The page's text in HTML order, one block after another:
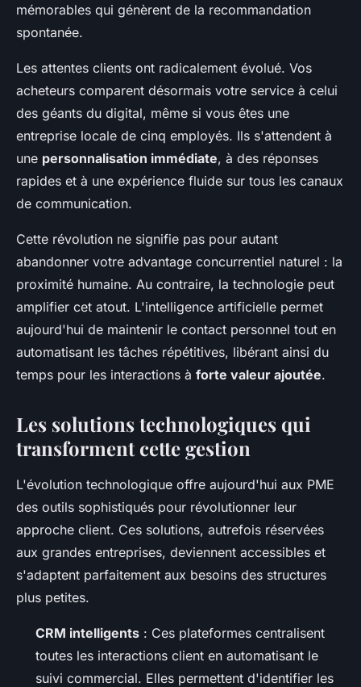
mémorables qui génèrent de la recommandation
spontanée.
Les attentes clients ont radicalement évolué. Vos
acheteurs comparent désormais votre service à celui
des géants du digital, même si vous êtes une
entreprise locale de cinq employés. Ils s'attendent à
une personnalisation immédiate, à des réponses
rapides et à une expérience fluide sur tous les canaux
de communication.
Cette révolution ne signifie pas pour autant
abandonner votre advantage concurrentiel naturel : la
proximité humaine. Au contraire, la technologie peut
amplifier cet atout. L'intelligence artificielle permet
aujourd'hui de maintenir le contact personnel tout en
automatisant les tâches répétitives, libérant ainsi du
temps pour les interactions à forte valeur ajoutée.
Les solutions technologiques qui
transforment cette gestion
L'évolution technologique offre aujourd'hui aux PME
des outils sophistiqués pour révolutionner leur
approche client. Ces solutions, autrefois réservées
aux grandes entreprises, deviennent accessibles et
s'adaptent parfaitement aux besoins des structures
plus petites.
CRM intelligents : Ces plateformes centralisent
toutes les interactions client en automatisant le
suivi commercial. Elles permettent d'identifier les